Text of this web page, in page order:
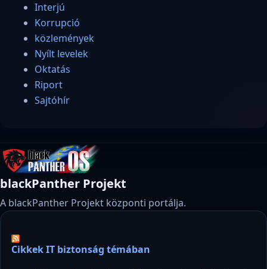
Interjú
Korrupció
közlemények
Nyílt levelek
Oktatás
Riport
Sajtóhír
blackPanther Projekt
A blackPanther Projekt központi portálja.
Cikkek IT biztonság témában